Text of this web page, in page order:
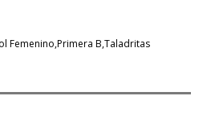
Femenino Primera B Taladritas